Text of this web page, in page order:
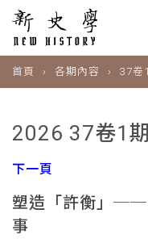
首頁 各期內容 37卷
2026 37卷1期
下一頁
塑造「許衡」──
事